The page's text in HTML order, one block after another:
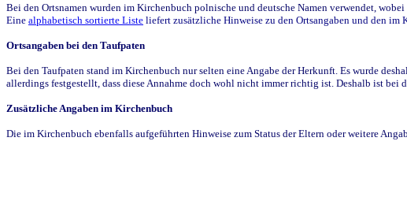
Bei den Ortsnamen wurden im Kirchenbuch polnische und deutsche Namen verwendet,
Eine alphabetisch sortierte Liste liefert zusätzliche Hinweise zu den Ortsangaben und den im
Ortsangaben bei den Taufpaten
Bei den Taufpaten stand im Kirchenbuch nur selten eine Angabe der Herkunft. Es wurde
allerdings festgestellt, dass diese Annahme doch wohl nicht immer richtig ist. Deshalb ist bei
Zusätzliche Angaben im Kirchenbuch
Die im Kirchenbuch ebenfalls aufgeführten Hinweise zum Status der Eltern oder weitere